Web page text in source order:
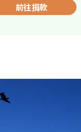
前往捐款